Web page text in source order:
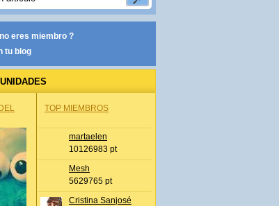
eres miembro ?
tu blog
TOP MIEMBROS
martaelen
10126983 pt
Mesh
5629765 pt
Cristina Sanjosé